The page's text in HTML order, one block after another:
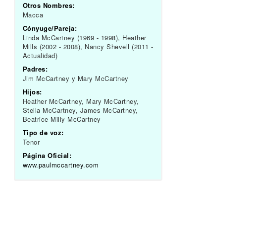
Otros Nombres:
Macca
Cónyuge/Pareja:
Linda McCartney (1969 - 1998), Heather
Mills (2002 - 2008), Nancy Shevell (2011 -
Actualidad)
Padres:
Jim McCartney y Mary McCartney
Hijos:
Heather McCartney, Mary McCartney,
Stella McCartney, James McCartney,
Beatrice Milly McCartney
Tipo de voz:
Tenor
Página Oficial:
www.paulmccartney.com